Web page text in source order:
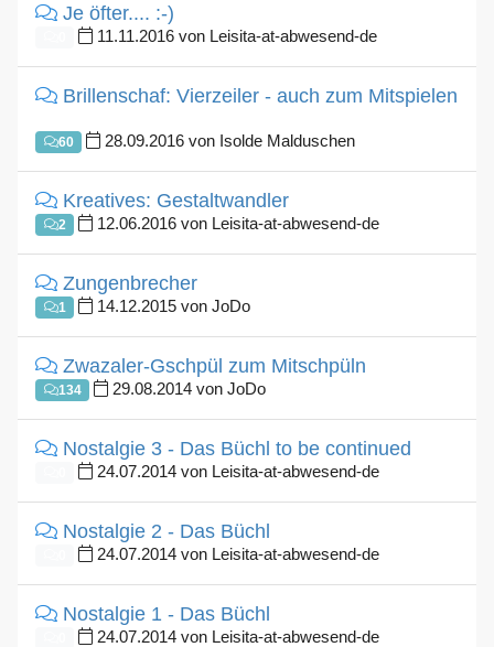
Je öfter.... :-)
11.11.2016 von Leisita-at-abwesend-de
Brillenschaf: Vierzeiler - auch zum Mitspielen
60 28.09.2016 von Isolde Malduschen
Kreatives: Gestaltwandler
2 12.06.2016 von Leisita-at-abwesend-de
Zungenbrecher
1 14.12.2015 von JoDo
Zwazaler-Gschpül zum Mitschpüln
134 29.08.2014 von JoDo
Nostalgie 3 - Das Büchl to be continued
24.07.2014 von Leisita-at-abwesend-de
Nostalgie 2 - Das Büchl
24.07.2014 von Leisita-at-abwesend-de
Nostalgie 1 - Das Büchl
24.07.2014 von Leisita-at-abwesend-de